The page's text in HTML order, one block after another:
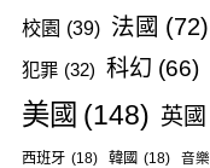
校園 (39) 法國 (72)
犯罪 (32) 科幻 (66)
美國 (148) 英國
西班牙 (18) 韓國 (18) 音樂